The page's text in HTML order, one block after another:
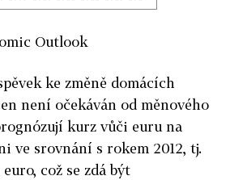
Outlook
ke změně domácích
není očekáván od měnového
kurz vůči euru na
ve srovnání s rokem 2012, tj.
což se zdá být